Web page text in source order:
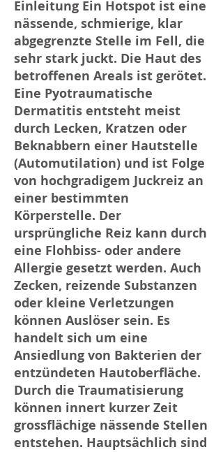
Einleitung Ein Hotspot ist eine
nässende, schmierige, klar
abgegrenzte Stelle im Fell, die
sehr stark juckt. Die Haut des
betroffenen Areals ist gerötet.
Eine Pyotraumatische
Dermatitis entsteht meist
durch Lecken, Kratzen oder
Beknabbern einer Hautstelle
(Automutilation) und ist Folge
von hochgradigem Juckreiz an
einer bestimmten
Körperstelle. Der
ursprüngliche Reiz kann durch
eine Flohbiss- oder andere
Allergie gesetzt werden. Auch
Zecken, reizende Substanzen
oder kleine Verletzungen
können Auslöser sein. Es
handelt sich um eine
Ansiedlung von Bakterien der
entzündeten Hautoberfläche.
Durch die Traumatisierung
können innert kurzer Zeit
grossflächige nässende Stellen
entstehen. Hauptsächlich sind